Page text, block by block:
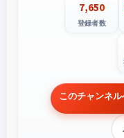
7,650
登録者数
このチャンネル